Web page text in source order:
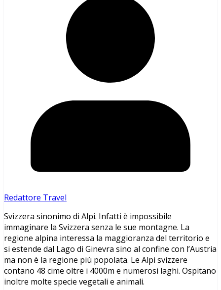
Redattore Travel
Svizzera sinonimo di Alpi. Infatti è impossibile
immaginare la Svizzera senza le sue montagne. La
regione alpina interessa la maggioranza del territorio e
si estende dal Lago di Ginevra sino al confine con l’Austria
ma non è la regione più popolata. Le Alpi svizzere
contano 48 cime oltre i 4000m e numerosi laghi. Ospitano
inoltre molte specie vegetali e animali.